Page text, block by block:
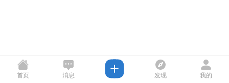
首页 消息 发现 我的